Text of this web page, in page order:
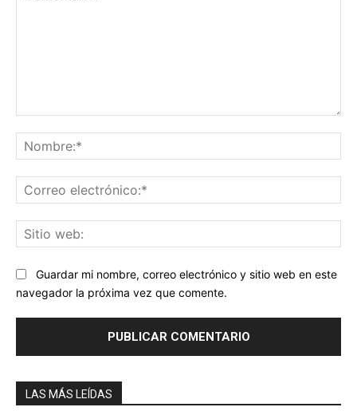
Guardar mi nombre, correo electrónico y sitio web en este
navegador la próxima vez que comente.
LAS MÁS LEÍDAS